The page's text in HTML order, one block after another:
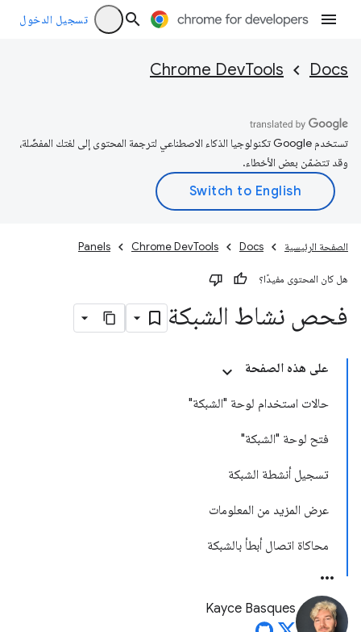
تسجيل الدخول
Docs
Chrome DevTools
تستخدم Google تكنولوجيا الذكاء الاصطناعي لترجمة المحتوى إلى لغتك المفضّلة،
وقد تتضمّن بعض الأخطاء.
الصفحة الرئيسية Docs
Chrome DevTools
Panels
هل كان المحتوى مفيدًا؟
فحص نشاط الشبكة
على هذه الصفحة
حالات استخدام لوحة "الشبكة"
فتح لوحة "الشبكة"
تسجيل أنشطة الشبكة
عرض المزيد من المعلومات
محاكاة اتصال أبطأ بالشبكة
Kayce Basques